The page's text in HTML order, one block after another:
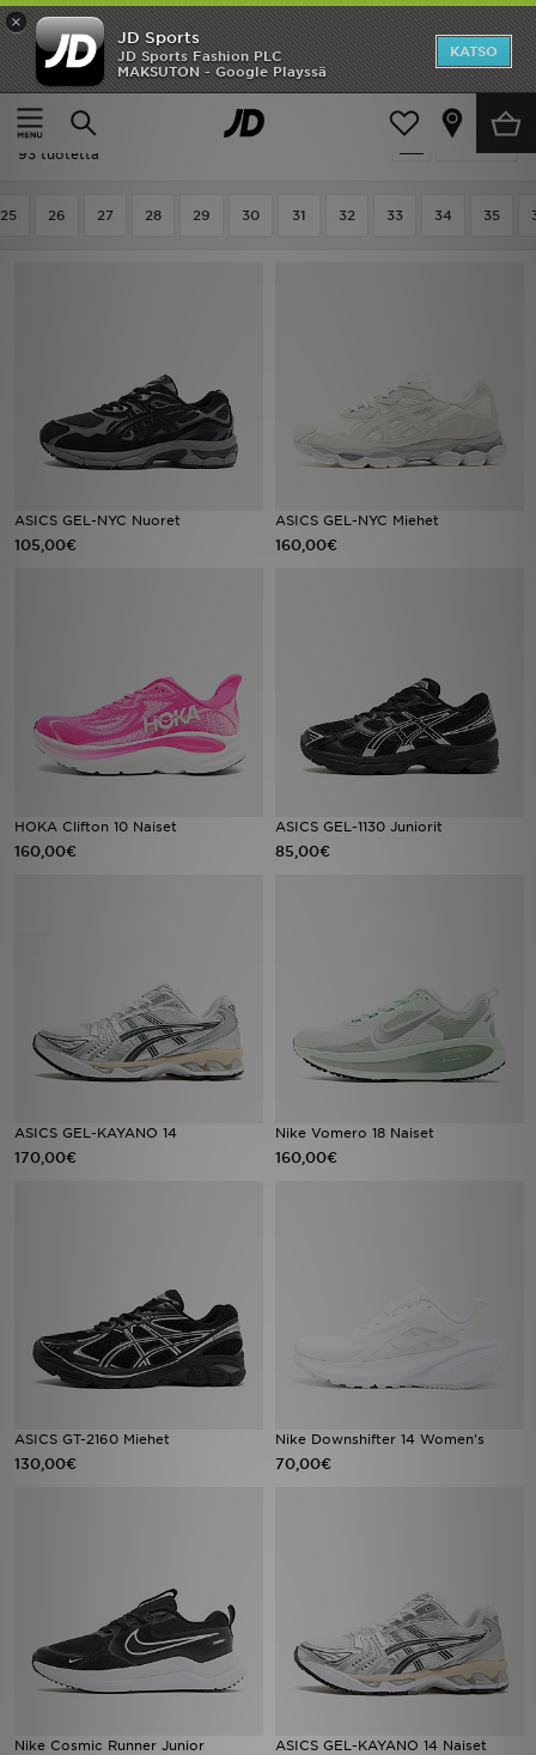
×
JD Sports
JD Sports Fashion PLC
MAKSUTON - Google Playssä
KATSO
Etusivu
Running - Kengät
Suodata
Running - Kengät
93 tuotetta
25 26 27 28 29 30 31 32 33 34 35
ASICS GEL-NYC Nuoret
105,00€
ASICS GEL-NYC Miehet
160,00€
HOKA Clifton 10 Naiset
160,00€
ASICS GEL-1130 Juniorit
85,00€
ASICS GEL-KAYANO 14
170,00€
Nike Vomero 18 Naiset
160,00€
ASICS GT-2160 Miehet
130,00€
Nike Downshifter 14 Women's
70,00€
Nike Cosmic Runner Junior ASICS GEL-KAYANO 14 Naiset
Etusivu
Ale
Uutuudet
Tuotemerkit
Minun viestini